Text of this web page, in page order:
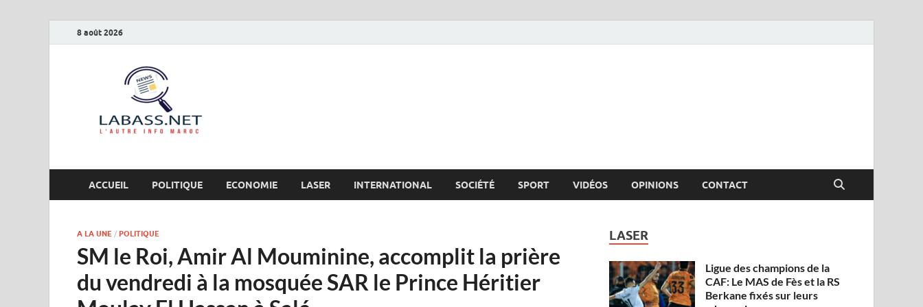
8 août 2026
ACCUEIL POLITIQUE ECONOMIE LASER INTERNATIONAL SOCIÉTÉ SPORT VIDÉOS OPINIONS CONTACT
A LA UNE / POLITIQUE
SM le Roi, Amir Al Mouminine, accomplit la prière
du vendredi à la mosquée SAR le Prince Héritier
LASER
Ligue des champions de la
CAF: Le MAS de Fès et la RS
Berkane fixés sur leurs